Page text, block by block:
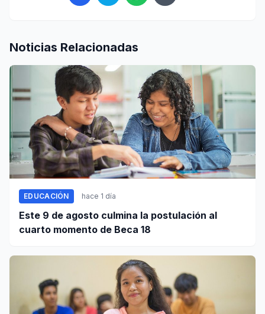
Noticias Relacionadas
EDUCACIÓN hace 1 día
Este 9 de agosto culmina la postulación al
cuarto momento de Beca 18